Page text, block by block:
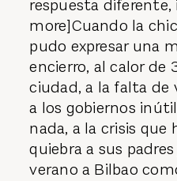
respuesta
more]Cuando la
pudo expresar una
encierro, al calor de
ciudad, a la falta de
a los gobiernos
nada, a la crisis que
quiebra a sus
verano a Bilbao